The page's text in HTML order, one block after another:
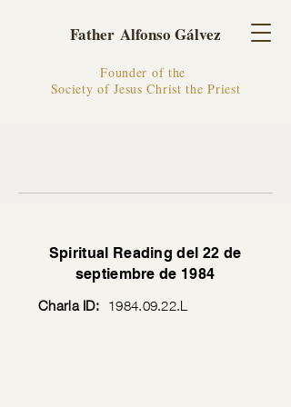
Father Alfonso Gálvez
Founder of the
Society of Jesus Christ the Priest
Spiritual Reading del 22 de
septiembre de 1984
Charla ID: 1984.09.22.L